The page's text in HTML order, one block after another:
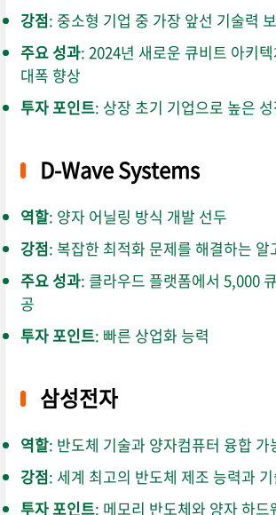
강점: 중소형 기업 중 가장 앞선 기술력
주요 성과: 2024년 새로운 큐비트 아키
대폭 향상
투자 포인트: 상장 초기 기업으로 높은
D-Wave Systems
역할: 양자 어닐링 방식 개발 선두
강점: 복잡한 최적화 문제를 해결하는 알
주요 성과: 클라우드 플랫폼에서 5,000
공
투자 포인트: 빠른 상업화 능력
삼성전자
역할: 반도체 기술과 양자컴퓨터 융합 가
강점: 세계 최고의 반도체 제조 능력과
투자 포인트: 메모리 반도체와 양자 하드